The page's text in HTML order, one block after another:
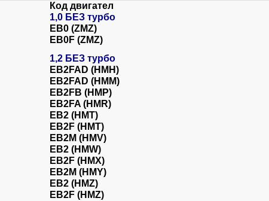
Код двигател
1,0 БЕЗ турбо
EB0 (ZMZ)
EB0F (ZMZ)
1,2 БЕЗ турбо
EB2FAD (HMH)
EB2FAD (HMM)
EB2FB (HMP)
EB2FA (HMR)
EB2 (HMT)
EB2F (HMT)
EB2M (HMV)
EB2 (HMW)
EB2F (HMX)
EB2M (HMY)
EB2 (HMZ)
EB2F (HMZ)